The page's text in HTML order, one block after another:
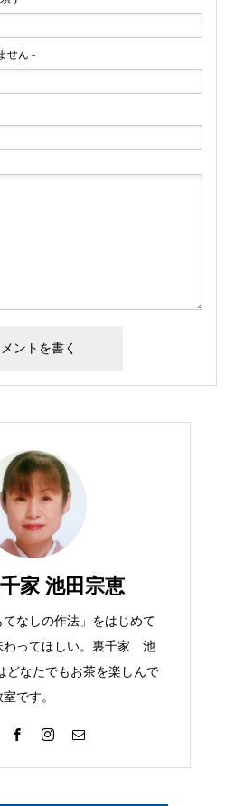
せん -
家 池田宗恵
なしの作法」をはじめて
わってほしい。裏千家 池
どなたでもお茶を楽しんで
です。